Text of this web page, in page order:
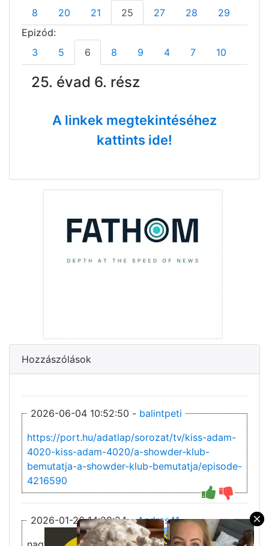
×
8
20 21 25 27 28 29
Epizód:
3
5 6 8 9 4 7 10
25. évad 6. rész
A linkek megtekintéséhez
kattints ide!
Hozzászólások
2026-06-04 10:52:50 - balintpeti
https://port.hu/adatlap/sorozat/tv/kiss-adam-
4020-kiss-adam-4020/a-showder-klub-
bemutatja-a-showder-klub-bemutatja/episode-
4216590
2026-01-26 14:28:24 -Andras41